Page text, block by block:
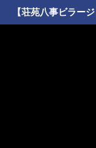
【荘苑八事ビラー